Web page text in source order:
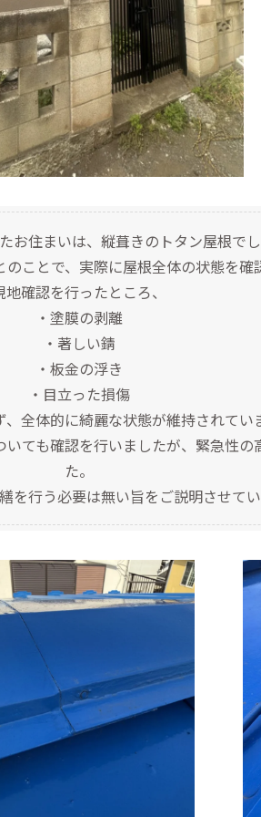
お住まいは、縦葺きのトタン屋根でし
ことで、実際に屋根全体の状態を確
地確認を行ったところ、
・塗膜の剥離
・著しい錆
・板金の浮き
・目立った損傷
全体的に綺麗な状態が維持されてい
ても確認を行いましたが、緊急性
た。
を行う必要は無い旨をご説明させてい